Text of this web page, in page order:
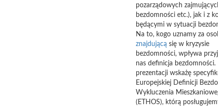
pozarządowych
bezdomności etc.), jak i z
będącymi w sytuacji
Na to, kogo uznamy za
znajdującą się w kryzysie
bezdomności, wpływa
nas definicja bezdomności.
prezentacji wskażę
Europejskiej Definicji
Wykluczenia
(ETHOS), którą